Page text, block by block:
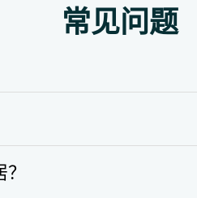
常见问题